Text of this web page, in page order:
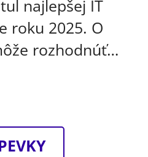
najlepšej IT
roku 2025. O
rozhodnúť…